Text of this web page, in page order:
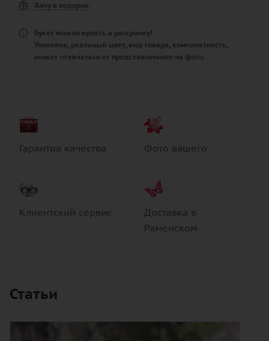
Хочу в подарок
Букет можно купить в рассрочку!
Упаковка, реальный цвет, вид товара, комплектность,
может отличаться от представленного на фото.
Гарантия качества Фото вашего
Клиентский сервис
Доставка в
Раменском
Статьи